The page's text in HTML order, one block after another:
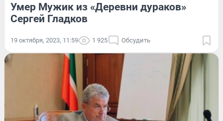
Умер Мужик из «Деревни дураков»
Сергей Гладков
19 октября, 2023, 11:59 1 925 Обсудить